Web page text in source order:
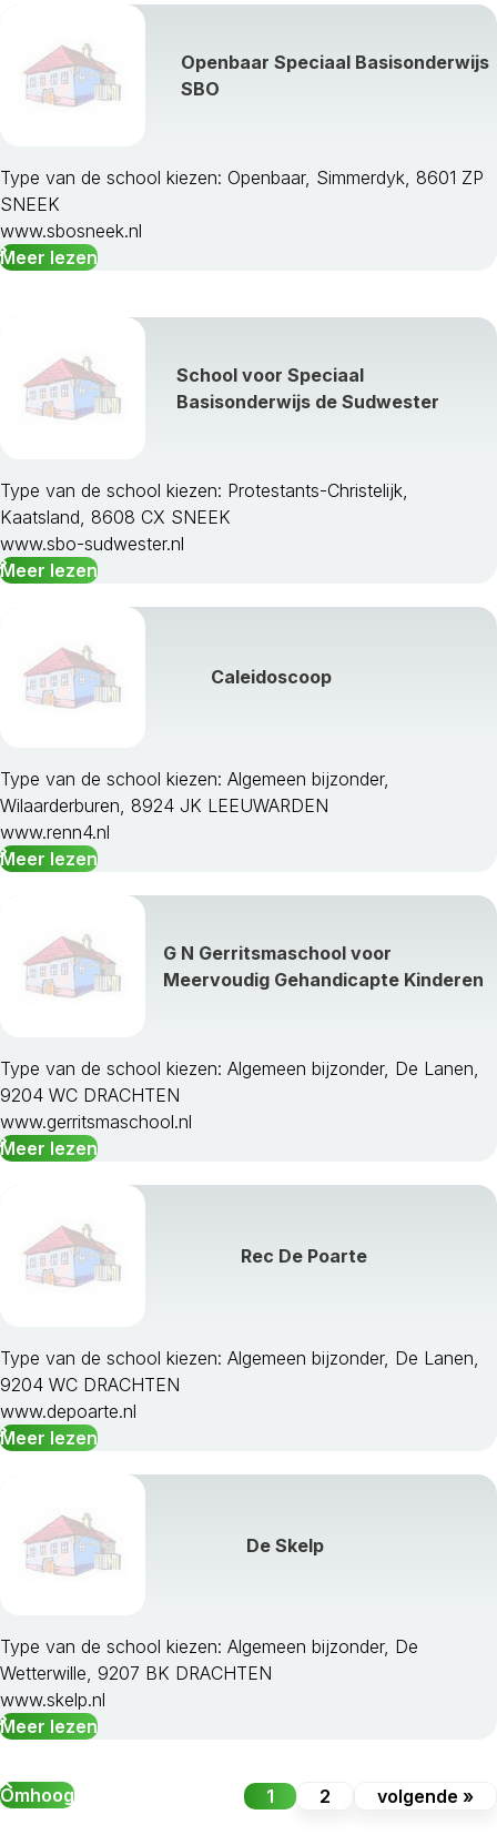
Openbaar Speciaal Basisonderwijs
SBO
Type van de school kiezen: Openbaar, Simmerdyk, 8601 ZP
SNEEK
www.sbosneek.nl
Meer lezen
School voor Speciaal
Basisonderwijs de Sudwester
Type van de school kiezen: Protestants-Christelijk,
Kaatsland, 8608 CX SNEEK
www.sbo-sudwester.nl
Meer lezen
Caleidoscoop
Type van de school kiezen: Algemeen bijzonder,
Wilaarderburen, 8924 JK LEEUWARDEN
www.renn4.nl
Meer lezen
G N Gerritsmaschool voor
Meervoudig Gehandicapte Kinderen
Type van de school kiezen: Algemeen bijzonder, De Lanen,
9204 WC DRACHTEN
www.gerritsmaschool.nl
Meer lezen
Rec De Poarte
Type van de school kiezen: Algemeen bijzonder, De Lanen,
9204 WC DRACHTEN
www.depoarte.nl
Meer lezen
De Skelp
Type van de school kiezen: Algemeen bijzonder, De
Wetterwille, 9207 BK DRACHTEN
www.skelp.nl
Meer lezen
Omhoog 1 2 volgende »